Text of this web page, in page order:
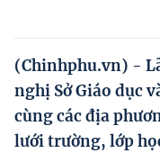
Phát triển kinh tế tư
Ocop và chuỗi giá
(Chinhphu.vn) -
nghị Sở Giáo dục
cùng các địa
lưới trường, lớp